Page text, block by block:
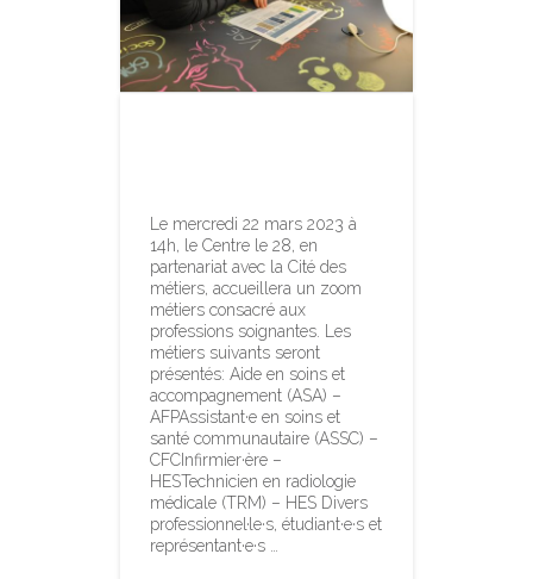
Le mercredi 22 mars 2023 à
14h, le Centre le 28, en
partenariat avec la Cité des
métiers, accueillera un zoom
métiers consacré aux
professions soignantes. Les
métiers suivants seront
présentés: Aide en soins et
accompagnement (ASA) –
AFPAssistant·e en soins et
santé communautaire (ASSC) –
CFCInfirmier·ère –
HESTechnicien en radiologie
médicale (TRM) – HES Divers
professionnel·le·s, étudiant·e·s et
représentant·e·s …